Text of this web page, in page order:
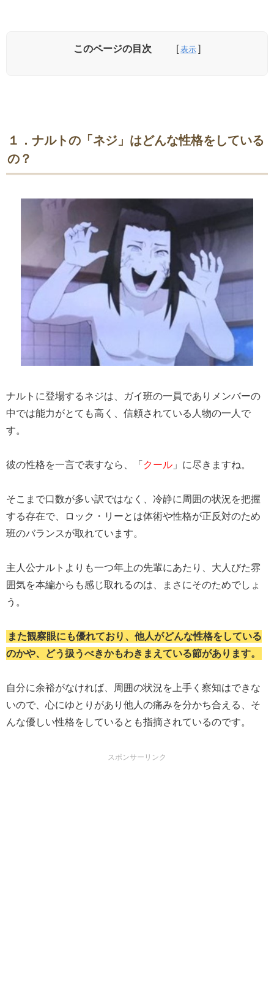
このページの目次
１．ナルトの「ネジ」はどんな性格をしている
の？
ナルトに登場するネジは、ガイ班の一員でありメンバーの
中では能力がとても高く、信頼されている人物の一人で
す。
彼の性格を一言で表すなら、「 クール 」に尽きますね。
そこまで口数が多い訳ではなく、冷静に周囲の状況を把握
する存在で、ロック・リーとは体術や性格が正反対のため
班のバランスが取れています。
主人公ナルトよりも一つ年上の先輩にあたり、大人びた雰
囲気を本編からも感じ取れるのは、まさにそのためでしょ
う。
また観察眼にも優れており、他人がどんな性格をしている
のかや、どう扱うべきかもわきまえている節があります。
自分に余裕がなければ、周囲の状況を上手く察知はできな
いので、心にゆとりがあり他人の痛みを分かち合える、そ
んな優しい性格をしているとも指摘されているのです。
スポンサーリンク